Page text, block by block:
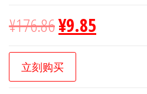
¥176.86¥9.85
立刻购买